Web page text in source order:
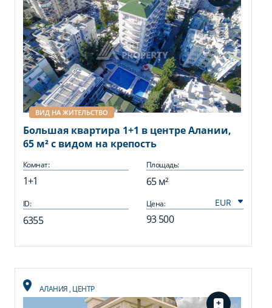
ВИД НА ЖИТЕЛЬСТВО
Большая квартира 1+1 в центре Алании,
65 м² с видом на крепость
Комнат:
1+1
Площадь:
65 м²
ID:
6355
Цена:
93 500
АЛАНИЯ, ЦЕНТР